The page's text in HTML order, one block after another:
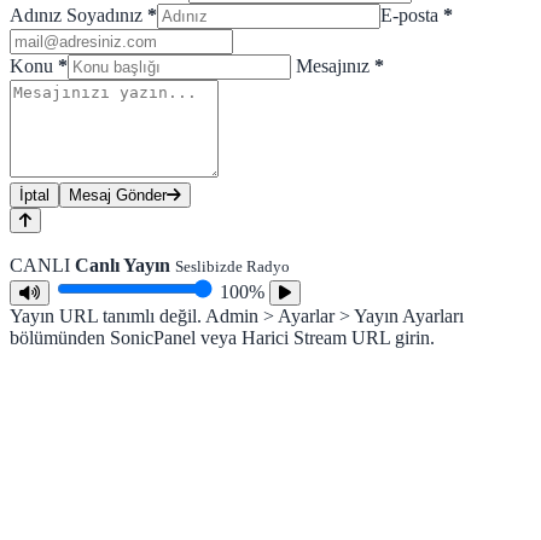
Adınız Soyadınız * E-posta *
Konu * Mesajınız *
İptal Mesaj Gönder
CANLI Canlı Yayın Seslibizde Radyo
100%
Yayın URL tanımlı değil. Admin > Ayarlar > Yayın Ayarları
bölümünden SonicPanel veya Harici Stream URL girin.